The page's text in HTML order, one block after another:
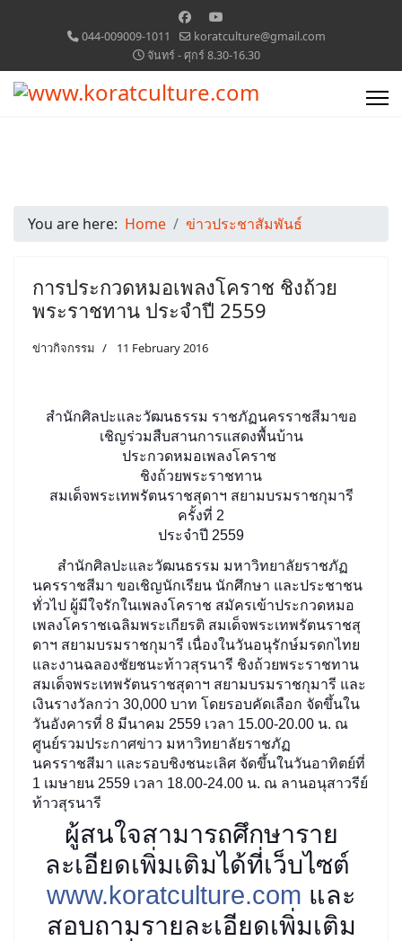
044-009009-1011
koratculture@gmail.com
จันทร์ - ศุกร์ 8.30-16.30
You are here: Home ข่าวประชาสัมพันธ์
การประกวดหมอเพลงโคราช ชิงถ้วย
พระราชทาน ประจำปี 2559
ข่าวกิจกรรม 11 February 2016
สำนักศิลปะและวัฒนธรรม ราชภัฏนครราชสีมาขอ
เชิญร่วมสืบสานการแสดงพื้นบ้าน
ประกวดหมอเพลงโคราช
ชิงถ้วยพระราชทาน
สมเด็จพระเทพรัตนราชสุดาฯ สยามบรมราชกุมารี
ครั้งที่ 2
ประจำปี 2559
สำนักศิลปะและวัฒนธรรม มหาวิทยาลัยราชภัฏ
นครราชสีมา ขอเชิญนักเรียน นักศึกษา และประชาชน
ทั่วไป ผู้มีใจรักในเพลงโคราช สมัครเข้าประกวดหมอ
เพลงโคราชเฉลิมพระเกียรติ สมเด็จพระเทพรัตนราชสุ
ดาฯ สยามบรมราชกุมารี เนื่องในวันอนุรักษ์มรดกไทย
และงานฉลองชัยชนะท้าวสุรนารี ชิงถ้วยพระราชทาน
สมเด็จพระเทพรัตนราชสุดาฯ สยามบรมราชกุมารี และ
เงินรางวัลกว่า 30,000 บาท โดยรอบคัดเลือก จัดขึ้นใน
วันอังคารที่ 8 มีนาคม 2559 เวลา 15.00-20.00 น. ณ
ศูนย์รวมประกาศข่าว มหาวิทยาลัยราชภัฏ
นครราชสีมา และรอบชิงชนะเลิศ จัดขึ้นในวันอาทิตย์ที่
1 เมษายน 2559 เวลา 18.00-24.00 น. ณ ลานอนุสาวรีย์
ท้าวสุรนารี
ผู้สนใจสามารถศึกษาราย
ละเอียดเพิ่มเติมได้ที่เว็บไซต์
www.koratculture.com และ
สอบถามรายละเอียดเพิ่มเติม